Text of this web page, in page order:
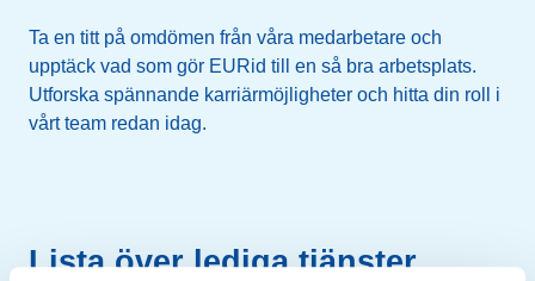
Ta en titt på omdömen från våra medarbetare och
upptäck vad som gör EURid till en så bra arbetsplats.
Utforska spännande karriärmöjligheter och hitta din roll i
vårt team redan idag.
Lista över lediga tjänster